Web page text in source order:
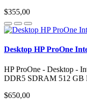
$355,00
Desktop HP ProOne
HP ProOne - Desktop -
DDR5 SDRAM 512 GB
$650,00